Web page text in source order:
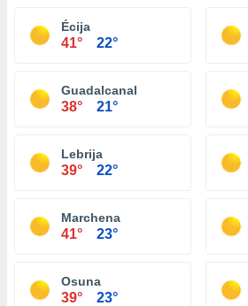
Écija
41° 22°
Guadalcanal
38° 21°
Lebrija
39° 22°
Marchena
41° 23°
Osuna
39° 23°